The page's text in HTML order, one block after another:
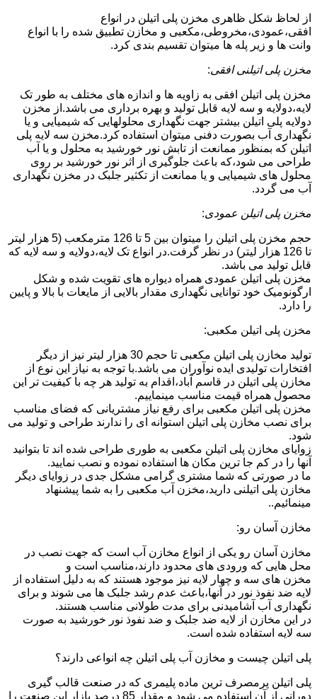
از لحاظ شکل ظاهری مخزن پلی اتیلن در انواع
افقی،عمودی،مخروطی،مکعبی و مخازن تطبیق شده را با انواع
وانت ها و زیر پله ها میتوان تقسیم بندی کرد.
مخزن پلی اتیلنی افقی:
مخزن پلی اتیلن افقی به زاویه ها و اندازه های مختلف به طور تک
لایه،دولایه و سه لایه قابل تولید و بهره برداری می باشد.از مخزن
دولایه پلی اتیلن بیشتر جهت نگهداری محلولهایی که شیمیایی و یا
نگهداری آب بصورت دفنی میتوان استفاده کرد.مخزن سه لایه پلی
اتیلن که بمنظور ممانعت از تابش نور خورشید به محلول و یا آب
طراحی می شود،که باعث جلوگیری از اثر نور خورشید بر روی
محلول های شیمیایی و یا ممانعت از تکثیر جلبک در مخزن نگهداری
آب می گردد.
مخزن پلی اتیلن عمودی:
حجم مخزن پلی اتیلن را میتوان بین 5 تا 126 مترمکعب (5 هزار لیتر
تا 126 هزار لیتر) در نظر گرفت.در انواع تک لایه،دولایه و سه لایه که
قابل تولید می باشد.
مخزن پلی اتیلن عمودی همراه دیواره های تقویت شده و شکل
ارگونومیک خود توانایی نگهداری مقدار بالایی از مایعات با بالا و پایین
را دارد.
مخزن پلی اتیلن مکعبی:
تولید مخازن پلی اتیلن مکعبی تا حجم 30 هزار لیتر نیز از دیگر
افتخارات تولیدی ایده نوآوران می باشد.با توجه به نیاز این نوع از
مخازن پلی اتیلن در قاسم آباد،اقدام به تولید هر چه با کیفیت تر این
محصول همراه قیمت مناسب مینماییم.
مخزن پلی اتیلن مکعبی برای رفع نیاز مشتریانی که فضای مناسب
برای نصب مخازن پلی اتیلن استوانه ای را ندارند طراحی و تولید می
شود.
زوایای مخازن پلی اتیلن مکعبی به طوری طراحی شده اند تا بتوانید
آنها را در کم جا ترین مکان ها استفاده نموده و نصب نمایید.
ما در صورتی که شما مشتری گرامی مشکل جدی در زوایای دیگر
مخازن پلی اتیلنی دارید،مخزن آب مکعبی را به شما پیشنهاد
مینمائیم..
مخازن آسان رو:
مخازن آسان رو یکی از انواع مخازن آب است که جهت نصب در
محل هایی که ورودی های محدود دارند،مناسب است و
مخزن های سه و چهار لایه نیز موجود هستند که به دلیل استفاده از
لایه ضد نفوذ نور در آنها،باعث عدم رشد جلبک ها می شوند و برای
نگهداری آب آشامیدنی برای مدت طولانی مناسب هستند.
در این مخازن از لایه ضد جلبک و ضد نفوذ نور خورشید به صورت
سه لایه استفاده شده است.
پلی اتیلن چیست و مخازن آب پلی اتیلن چه انواعی دارند؟
پلی اتیلن پرمصرف ترین ماده پلیمری که در صنعت قالب گیری
دورانی از آن استفاده می شود و مقدار 85 درصد بازار این صنعت را